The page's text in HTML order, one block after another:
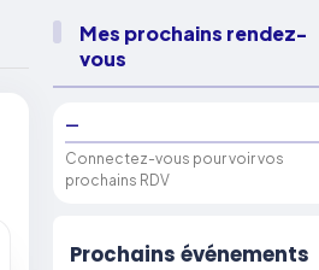
Mes prochains rendez-
vous
—
Connectez-vous pour voir vos
prochains RDV
Prochains événements